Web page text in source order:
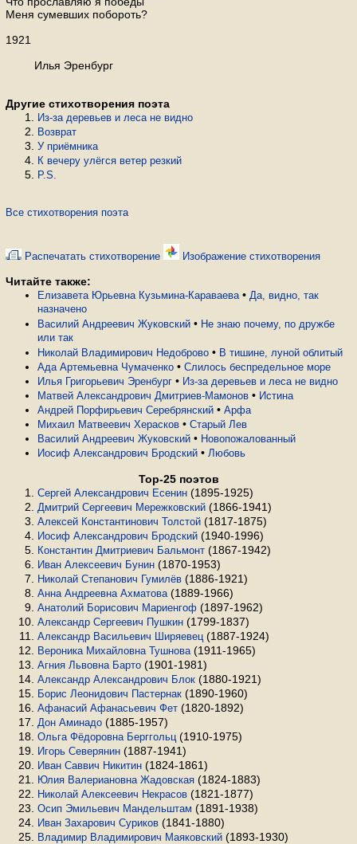
Меня сумевших побороть?
1921
Илья Эренбург
Другие стихотворения поэта
Из-за деревьев и леса не видно
Возврат
У приёмника
К вечеру улёгся ветер резкий
P.S.
Все стихотворения поэта
Распечатать стихотворение Изображение стихотворения
Читайте также:
Елизавета Юрьевна Кузьмина-Караваева • Да, видно, так
назначено
Василий Андреевич Жуковский • Не знаю почему, по дружбе
или так
Николай Владимирович Недоброво • В тишине, луной облитый
Ада Артемьевна Чумаченко • Слилось беспредельное море
Илья Григорьевич Эренбург • Из-за деревьев и леса не видно
Матвей Александрович Дмитриев-Мамонов • Истина
Андрей Порфирьевич Серебрянский • Арфа
Михаил Матвеевич Херасков • Старый Лев
Василий Андреевич Жуковский • Новопожалованный
Иосиф Александрович Бродский • Любовь
Top-25 поэтов
Сергей Александрович Есенин (1895-1925)
Дмитрий Сергеевич Мережковский (1866-1941)
Алексей Константинович Толстой (1817-1875)
Иосиф Александрович Бродский (1940-1996)
Константин Дмитриевич Бальмонт (1867-1942)
Иван Алексеевич Бунин (1870-1953)
Николай Степанович Гумилёв (1886-1921)
Анна Андреевна Ахматова (1889-1966)
Анатолий Борисович Мариенгоф (1897-1962)
Александр Сергеевич Пушкин (1799-1837)
Александр Васильевич Ширяевец (1887-1924)
Вероника Михайловна Тушнова (1911-1965)
Агния Львовна Барто (1901-1981)
Александр Александрович Блок (1880-1921)
Борис Леонидович Пастернак (1890-1960)
Афанасий Афанасьевич Фет (1820-1892)
Дон Аминадо (1885-1957)
Ольга Фёдоровна Берггольц (1910-1975)
Игорь Северянин (1887-1941)
Иван Саввич Никитин (1824-1861)
Юлия Валериановна Жадовская (1824-1883)
Николай Алексеевич Некрасов (1821-1877)
Осип Эмильевич Мандельштам (1891-1938)
Иван Захарович Суриков (1841-1880)
Владимир Владимирович Маяковский (1893-1930)